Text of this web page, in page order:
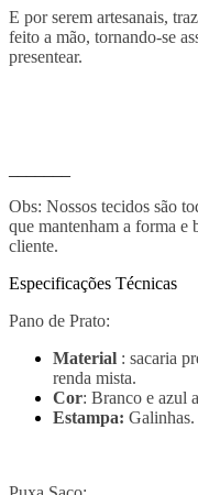
E por serem artesanais,
feito a mão, tornando-se
presentear.
Obs: Nossos tecidos são
que mantenham a forma e
cliente.
Especificações Técnicas
Pano de Prato:
Material : sacaria
renda mista.
Cor: Branco e azul
Estampa: Galinhas.